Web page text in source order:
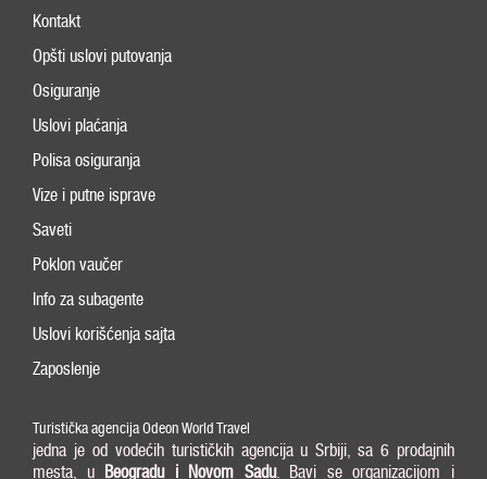
Kontakt
Opšti uslovi putovanja
Osiguranje
Uslovi plaćanja
Polisa osiguranja
Vize i putne isprave
Saveti
Poklon vaučer
Info za subagente
Uslovi korišćenja sajta
Zaposlenje
Turistička agencija Odeon World Travel
jedna je od vodećih turističkih agencija u Srbiji, sa 6 prodajnih
mesta, u Beogradu i Novom Sadu. Bavi se organizacijom i